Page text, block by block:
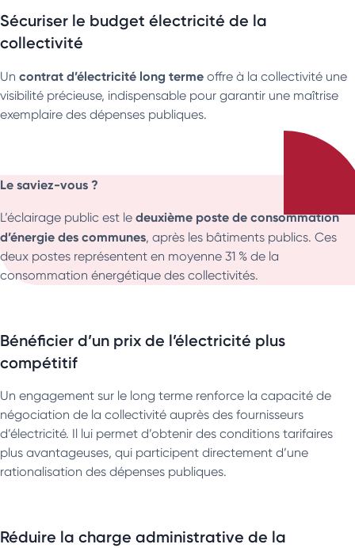
Sécuriser le budget électricité de la
collectivité
Un contrat d’électricité long terme offre à la collectivité une
visibilité précieuse, indispensable pour garantir une maîtrise
exemplaire des dépenses publiques.
Le saviez-vous ?
L’éclairage public est le deuxième poste de consommation
d’énergie des communes, après les bâtiments publics. Ces
deux postes représentent en moyenne 31 % de la
consommation énergétique des collectivités.
Bénéficier d’un prix de l’électricité plus
compétitif
Un engagement sur le long terme renforce la capacité de
négociation de la collectivité auprès des fournisseurs
d’électricité. Il lui permet d’obtenir des conditions tarifaires
plus avantageuses, qui participent directement d’une
rationalisation des dépenses publiques.
Réduire la charge administrative de la